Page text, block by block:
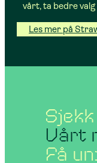
vårt, ta bedre
Les mer på
Vårt
Få